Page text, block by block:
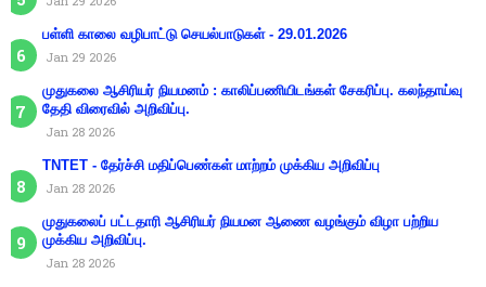
பள்ளி காலை வழிபாட்டு செயல்பாடுகள் - 29.01.2026
Jan 29 2026
முதுகலை ஆசிரியர் நியமனம் : காலிப்பணியிடங்கள் சேகரிப்பு. கலந்தாய்வு
தேதி விரைவில் அறிவிப்பு.
Jan 28 2026
TNTET - தேர்ச்சி மதிப்பெண்கள் மாற்றம் முக்கிய அறிவிப்பு
Jan 28 2026
முதுகலைப் பட்டதாரி ஆசிரியர் நியமன ஆணை வழங்கும் விழா பற்றிய
முக்கிய அறிவிப்பு.
Jan 28 2026